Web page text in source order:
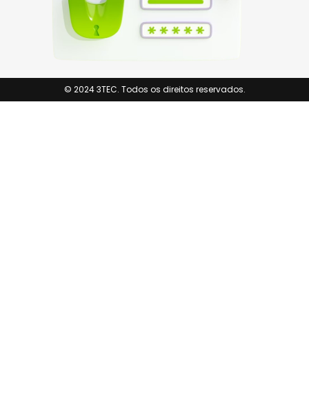
© 2024 3TEC. Todos os direitos reservados.